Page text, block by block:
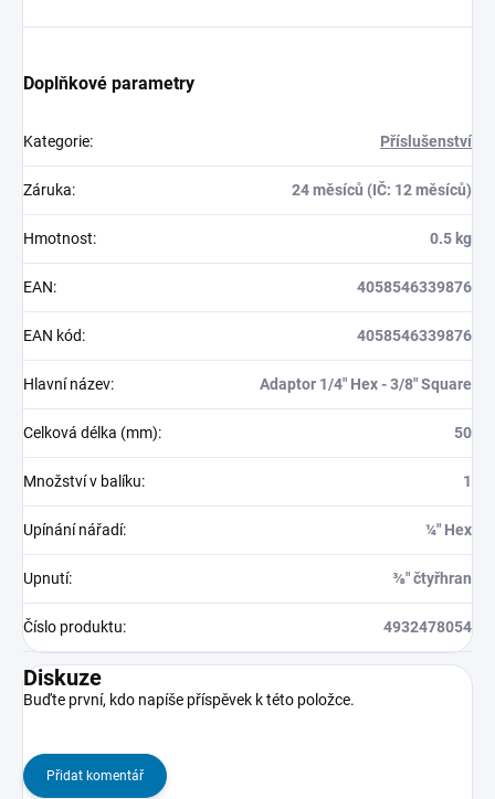
Doplňkové parametry
Kategorie: Příslušenství
Záruka: 24 měsíců (IČ: 12 měsíců)
Hmotnost: 0.5 kg
EAN: 4058546339876
EAN kód: 4058546339876
Hlavní název: Adaptor 1/4" Hex - 3/8" Square
Celková délka (mm): 50
Množství v balíku: 1
Upínání nářadí: ¼″ Hex
Upnutí: ⅜″ čtyřhran
Číslo produktu: 4932478054
Diskuze
Buďte první, kdo napíše příspěvek k této položce.
Přidat komentář